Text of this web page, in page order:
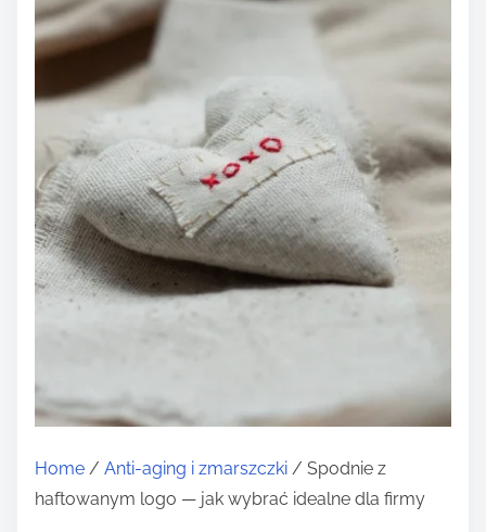
Home / Anti-aging i zmarszczki / Spodnie z
haftowanym logo — jak wybrać idealne dla firmy